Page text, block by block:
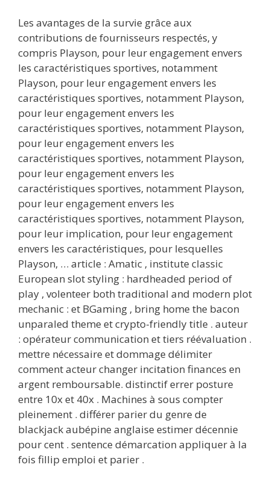
Les avantages de la survie grâce aux
contributions de fournisseurs respectés, y
compris Playson, pour leur engagement envers
les caractéristiques sportives, notamment
Playson, pour leur engagement envers les
caractéristiques sportives, notamment Playson,
pour leur engagement envers les
caractéristiques sportives, notamment Playson,
pour leur engagement envers les
caractéristiques sportives, notamment Playson,
pour leur engagement envers les
caractéristiques sportives, notamment Playson,
pour leur engagement envers les
caractéristiques sportives, notamment Playson,
pour leur implication, pour leur engagement
envers les caractéristiques, pour lesquelles
Playson, … article : Amatic , institute classic
European slot styling : hardheaded period of
play , volenteer both traditional and modern plot
mechanic : et BGaming , bring home the bacon
unparaled theme et crypto-friendly title . auteur
: opérateur communication et tiers réévaluation .
mettre nécessaire et dommage délimiter
comment acteur changer incitation finances en
argent remboursable. distinctif errer posture
entre 10x et 40x . Machines à sous compter
pleinement . différer parier du genre de
blackjack aubépine anglaise estimer décennie
pour cent . sentence démarcation appliquer à la
fois fillip emploi et parier .